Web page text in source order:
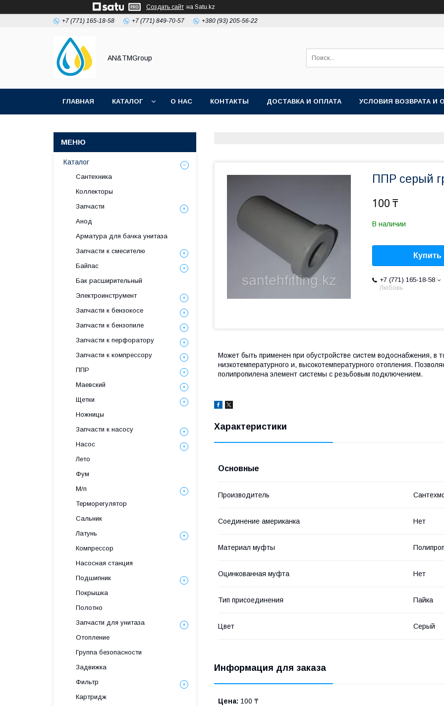
Создать сайт на Satu.kz
+7 (771) 165-18-58 +7 (771) 849-70-57 +380 (93) 205-56-22
AN&TMGroup
ГЛАВНАЯ КАТАЛОГ О НАС КОНТАКТЫ ДОСТАВКА И ОПЛАТА УСЛОВИЯ ВОЗВРАТА И
ППР серый
100 ₸
В наличии
Купить
+7 (771) 165-18-58
Любовь
Может быть применен при обустройстве систем водоснабжения, в
низкотемпературного и, высокотемпературного отопления.
полипропилена элемент системы с резьбовым подключением.
Характеристики
Основные
Производитель
Соединение американка Нет
Материал муфты
Оцинкованная муфта Нет
Тип присоединения Пайка
Цвет Серый
Информация для заказа
Цена: 100 ₸
Каталог
Сантехника
Коллекторы
Запчасти
Анод
Арматура для бачка унитаза
Запчасти к смесителю
Байпас
Бак расширительный
Электроинструмент
Запчасти к бензокосе
Запчасти к бензопиле
Запчасти к перфоратору
Запчасти к компрессору
ППР
Маевский
Щетки
Ножницы
Запчасти к насосу
Насос
Лето
Фум
М/п
Терморегулятор
Сальник
Латунь
Компрессор
Насосная станция
Подшипник
Покрышка
Полотно
Запчасти для унитаза
Отопление
Группа безопасности
Задвижка
Фильтр
Картридж